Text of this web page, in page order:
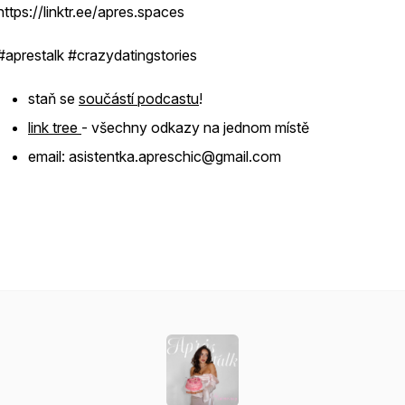
linktr.ee/apres.spaces
#crazydatingstories
staň se součástí podcastu!
link tree - všechny odkazy na jednom místě
email: asistentka.apreschic@gmail.com